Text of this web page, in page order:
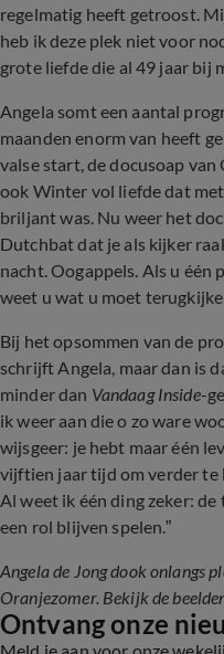
regelmatig heeft getroost.
heb ik deze plek niet voor
grote liefde die al 49 jaar bij
Angela somt een aantal
maanden enorm van heeft
valse start, de docusoap van
ook Winter vol liefde dat
briljant was. Nu weer het
Dutchbat dat je als kijker
nacht. Oogappels. Als u
weet u wat u moet
Bij het opsommen van de
schrijft Angela, maar dan is
minder dan Vandaag Inside-
ik weer aan die o zo ware
wijsgeer: je hebt maar één
vijftien jaar tijd om verder te
Al weet ik één ding zeker:
een rol blijven spelen.”
Angela de Jong dook onlangs
Oranjezomer. Bekijk de
Ontvang onze